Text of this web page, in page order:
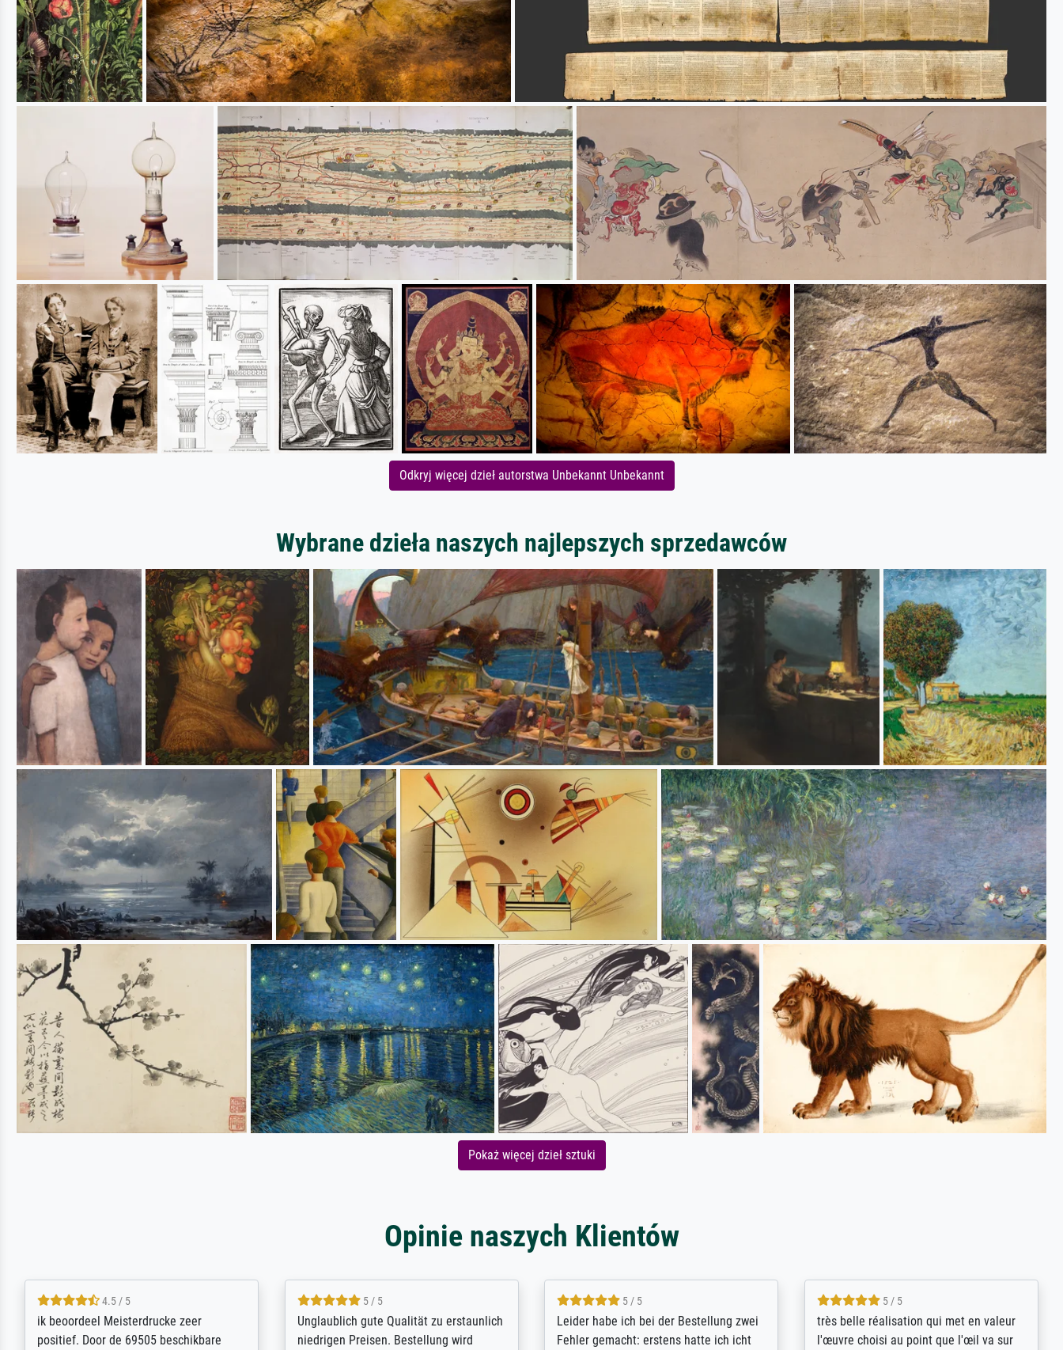
Odkryj więcej dzieł autorstwa Unbekannt Unbekannt
Wybrane dzieła naszych najlepszych sprzedawców
Pokaż więcej dzieł sztuki
Opinie naszych Klientów
5 / 5
Die Zufriedenheit ist auch nicht dadurch
getrübt, dass das Bild entgegen einer
5 / 5
Excellent / Highly recommended. The
selection, ordering and payment process
5 / 5
The team at Meisterdrucke strives to
meet its clients demands, and provides
5 / 5
eine große Auswahl an Bildern und
deren Reproduktionsmöglichkeiten;